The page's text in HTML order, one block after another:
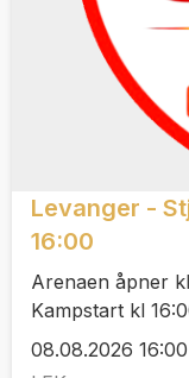
Levanger -
16:00
Arenaen åpner
Kampstart kl
08.08.2026